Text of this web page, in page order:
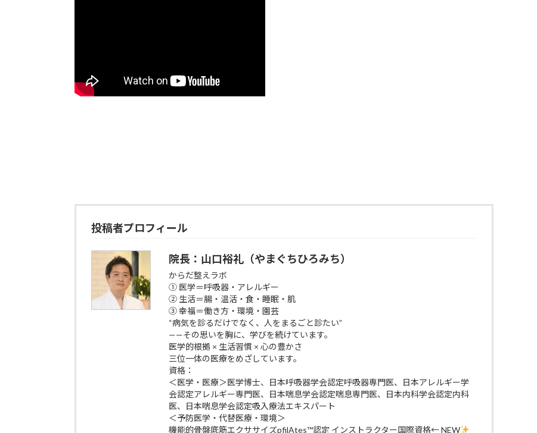
投稿者プロフィール
院長：山口裕礼（やまぐちひろみち）
からだ整えラボ
① 医学＝呼吸器・アレルギー
② 生活＝腸・温活・食・睡眠・肌
③ 幸福＝働き方・環境・園芸
“病気を診るだけでなく、人をまるごと診たい”
——その思いを胸に、学びを続けています。
医学的根拠 × 生活習慣 × 心の豊かさ
三位一体の医療をめざしています。
資格：
＜医学・医療＞医学博士、日本呼吸器学会認定呼吸器専門医、日本アレルギー学
会認定アレルギー専門医、日本喘息学会認定喘息専門医、日本内科学会認定内科
医、日本喘息学会認定吸入療法エキスパート
＜予防医学・代替医療・環境＞
機能的骨盤底筋エクササイズpfilAtes™認定 インストラクター国際資格← NEW